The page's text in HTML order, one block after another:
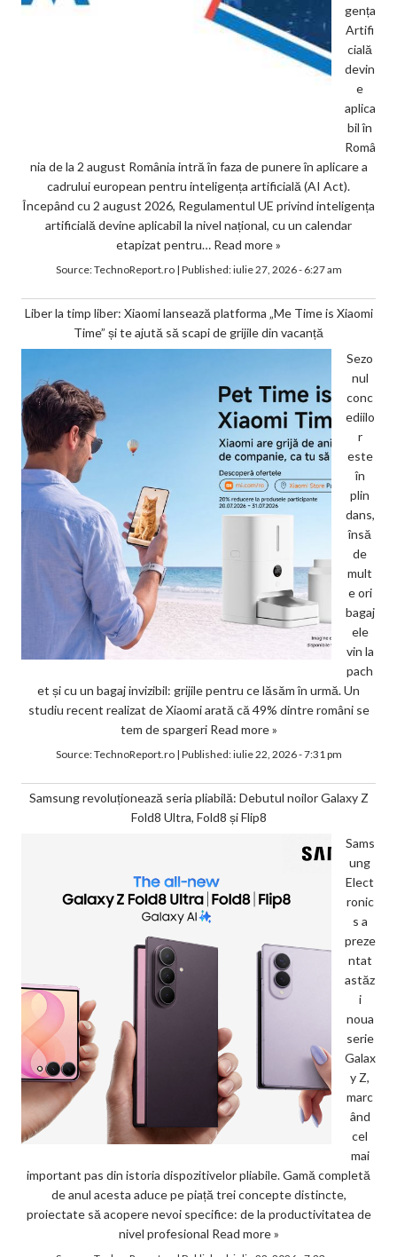
gența
Artifi
cială
devin
e
aplica
bil în
Româ
nia de la 2 august România intră în faza de punere în aplicare a
cadrului european pentru inteligența artificială (AI Act).
Începând cu 2 august 2026, Regulamentul UE privind inteligența
artificială devine aplicabil la nivel național, cu un calendar
etapizat pentru… Read more »
Source:TechnoReport.ro| Published:iulie 27, 2026 - 6:27 am
Liber la timp liber: Xiaomi lansează platforma „Me Time is Xiaomi
Time” și te ajută să scapi de grijile din vacanță
Sezo
nul
conc
ediilo
r
este
în
plin
dans,
însă
de
mult
e ori
bagaj
ele
vin la
pach
et și cu un bagaj invizibil: grijile pentru ce lăsăm în urmă. Un
studiu recent realizat de Xiaomi arată că 49% dintre români se
tem de spargeri Read more »
Source:TechnoReport.ro| Published:iulie 22, 2026 - 7:31 pm
Samsung revoluționează seria pliabilă: Debutul noilor Galaxy Z
Fold8 Ultra, Fold8 și Flip8
Sams
ung
Elect
ronic
s a
preze
ntat
astăz
i
noua
serie
Galax
y Z,
marc
ând
cel
mai
important pas din istoria dispozitivelor pliabile. Gamă completă
de anul acesta aduce pe piață trei concepte distincte,
proiectate să acopere nevoi specifice: de la productivitatea de
nivel profesional Read more »